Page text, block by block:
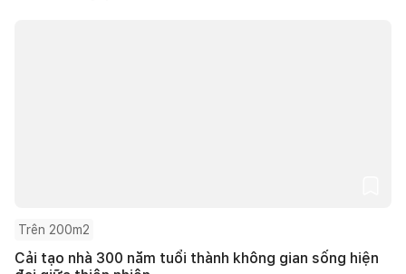
Trên 200m2
Cải tạo nhà 300 năm tuổi thành không gian sống hiện